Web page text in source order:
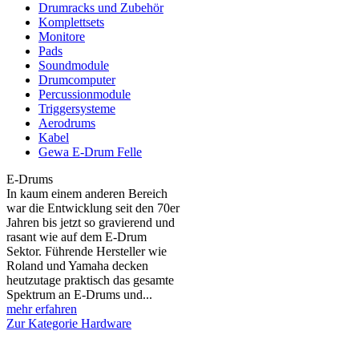
Drumracks und Zubehör
Komplettsets
Monitore
Pads
Soundmodule
Drumcomputer
Percussionmodule
Triggersysteme
Aerodrums
Kabel
Gewa E-Drum Felle
E-Drums
In kaum einem anderen Bereich
war die Entwicklung seit den 70er
Jahren bis jetzt so gravierend und
rasant wie auf dem E-Drum
Sektor. Führende Hersteller wie
Roland und Yamaha decken
heutzutage praktisch das gesamte
Spektrum an E-Drums und...
mehr erfahren
Zur Kategorie Hardware